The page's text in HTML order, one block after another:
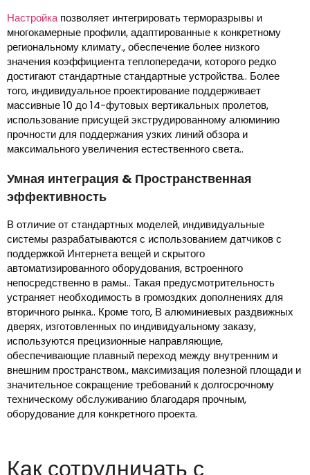
Настройкапозволяет интегрировать терморазрывы и
многокамерные профили, адаптированные к конкретному
региональному климату., обеспечение более низкого
значения коэффициента теплопередачи, которого редко
достигают стандартные стандартные устройства.. Более
того, индивидуальное проектирование поддерживает
массивные 10 до 14-футовых вертикальных пролетов,
использование присущей экструдированному алюминию
прочности для поддержания узких линий обзора и
максимального увеличения естественного света..
Умная интеграция & Пространственная
эффективность
В отличие от стандартных моделей, индивидуальные
системы разрабатываются с использованием датчиков с
поддержкой Интернета вещей и скрытого
автоматизированного оборудования, встроенного
непосредственно в рамы.. Такая предусмотрительность
устраняет необходимость в громоздких дополнениях для
вторичного рынка.. Кроме того, В алюминиевых раздвижных
дверях, изготовленных по индивидуальному заказу,
используются прецизионные направляющие,
обеспечивающие плавный переход между внутренним и
внешним пространством., максимизация полезной площади и
значительное сокращение требований к долгосрочному
техническому обслуживанию благодаря прочным,
оборудование для конкретного проекта.
Как сотрудничать с